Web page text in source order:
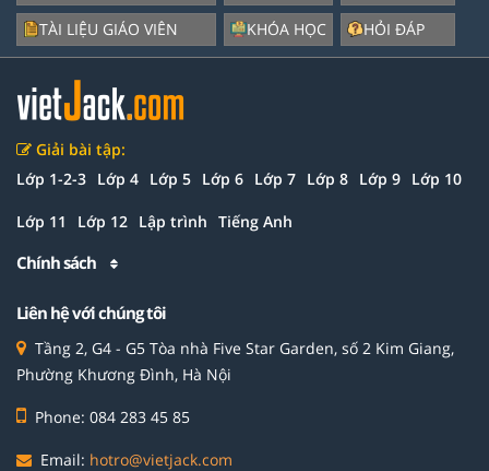
TÀI LIỆU GIÁO VIÊN
KHÓA HỌC
HỎI ĐÁP
Giải bài tập:
Lớp 1-2-3 Lớp 4 Lớp 5 Lớp 6 Lớp 7 Lớp 8 Lớp 9 Lớp 10
Lớp 11 Lớp 12 Lập trình Tiếng Anh
Chính sách
Liên hệ với chúng tôi
Tầng 2, G4 - G5 Tòa nhà Five Star Garden, số 2 Kim Giang,
Phường Khương Đình, Hà Nội
Phone: 084 283 45 85
Email: hotro@vietjack.com